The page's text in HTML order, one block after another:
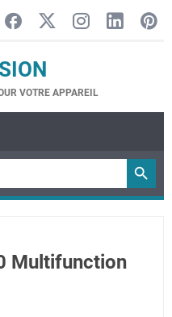
VOTRE APPAREIL
Multifunction